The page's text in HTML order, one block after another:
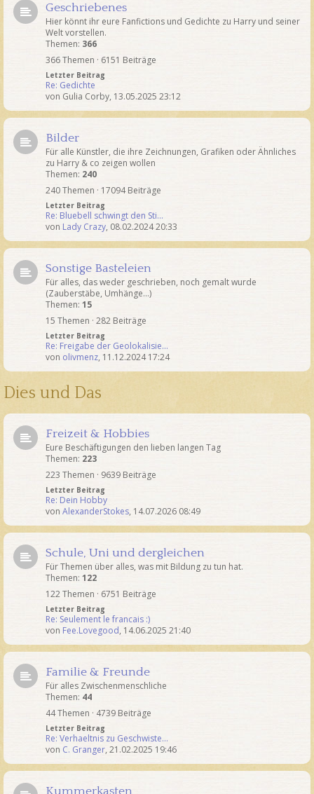
Geschriebenes
Hier könnt ihr eure Fanfictions und Gedichte zu Harry und seiner
Welt vorstellen.
Themen: 366
366 Themen · 6151 Beiträge
Letzter Beitrag
Re: Gedichte
von Gulia Corby, 13.05.2025 23:12
Bilder
Für alle Künstler, die ihre Zeichnungen, Grafiken oder Ähnliches
zu Harry & co zeigen wollen
Themen: 240
240 Themen · 17094 Beiträge
Letzter Beitrag
Re: Bluebell schwingt den Sti…
von Lady Crazy, 08.02.2024 20:33
Sonstige Basteleien
Für alles, das weder geschrieben, noch gemalt wurde
(Zauberstäbe, Umhänge...)
Themen: 15
15 Themen · 282 Beiträge
Letzter Beitrag
Re: Freigabe der Geolokalisie…
von olivmenz, 11.12.2024 17:24
Dies und Das
Freizeit & Hobbies
Eure Beschäftigungen den lieben langen Tag
Themen: 223
223 Themen · 9639 Beiträge
Letzter Beitrag
Re: Dein Hobby
von AlexanderStokes, 14.07.2026 08:49
Schule, Uni und dergleichen
Für Themen über alles, was mit Bildung zu tun hat.
Themen: 122
122 Themen · 6751 Beiträge
Letzter Beitrag
Re: Seulement le francais :)
von Fee.Lovegood, 14.06.2025 21:40
Familie & Freunde
Für alles Zwischenmenschliche
Themen: 44
44 Themen · 4739 Beiträge
Letzter Beitrag
Re: Verhaeltnis zu Geschwiste…
von C. Granger, 21.02.2025 19:46